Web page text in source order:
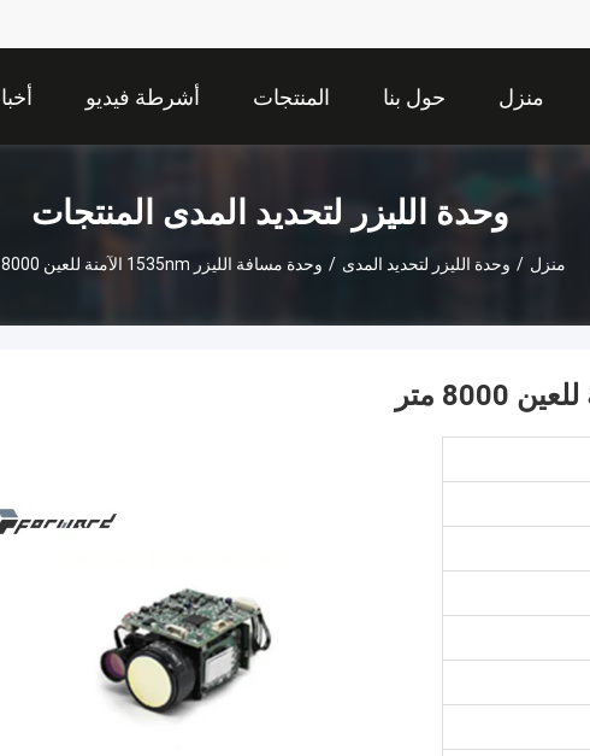
منزل حول بنا المنتجات أشرطة فيديو
وحدة الليزر لتحديد المدى المنتجات
منزل / وحدة الليزر لتحديد المدى / وحدة مسافة الليزر 1535nm الآمنة للعين 8000 متر